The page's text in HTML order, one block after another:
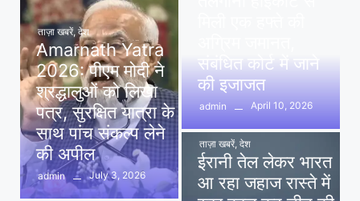
ताज़ा खबरें, देश
Amarnath Yatra
2026: पीएम मोदी ने
श्रद्धालुओं को लिखा
पत्र, सुरक्षित यात्रा के
साथ पांच संकल्प लेने
की अपील
admin July 3, 2026
संबंधित कोर्ट में जाने
की इजाजत
admin April 10, 2026
ताज़ा खबरें, देश
ईरानी तेल लेकर भारत
आ रहा जहाज रास्ते में